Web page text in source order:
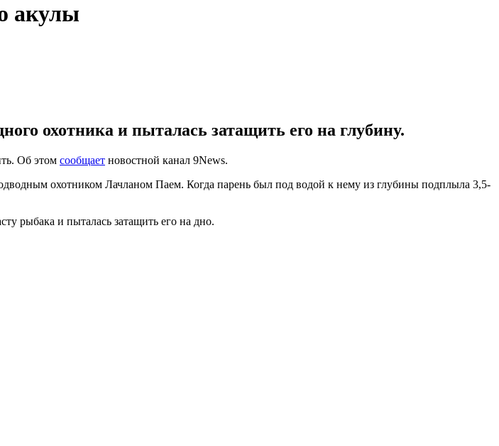
акулы
охотника и пыталась затащить его на глубину.
Об этом сообщает новостной канал 9News.
охотником Лачланом Паем. Когда парень был под водой к нему из глубины подплыла 3,5-
рыбака и пыталась затащить его на дно.